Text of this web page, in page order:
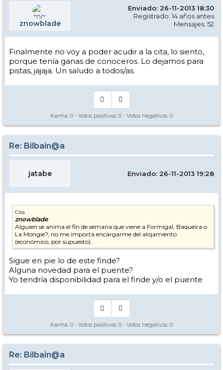
znowblade
Enviado: 26-11-2013 18:30
Registrado: 14 años antes
Mensajes: 52
Finalmente no voy a poder acudir a la cita, lo siento,
porque tenía ganas de conoceros. Lo dejamos para
pistas, jajaja. Un saludo a todos/as.
Karma: 0 - Votos positivos: 0 - Votos negativos: 0
Re: Bilbain@a
jatabe Enviado: 26-11-2013 19:28
Cita
znowblade
Alguien se anima el fin de semana que viene a Formigal, Baqueira o
La Mongie?, no me importa encargarme del alojamiento
(económico, por supuesto).
Sigue en pie lo de este finde?
Alguna novedad para el puente?
Yo tendría disponibilidad para el finde y/o el puente
Karma: 0 - Votos positivos: 0 - Votos negativos: 0
Re: Bilbain@a